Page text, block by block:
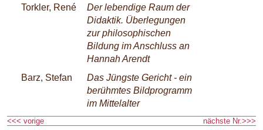
Torkler, René
Der lebendige Raum der
Didaktik. Überlegungen
zur philosophischen
Bildung im Anschluss an
Hannah Arendt
Barz, Stefan
Das Jüngste Gericht - ein
berühmtes Bildprogramm
im Mittelalter
<<< vorige nächste Nr.>>>